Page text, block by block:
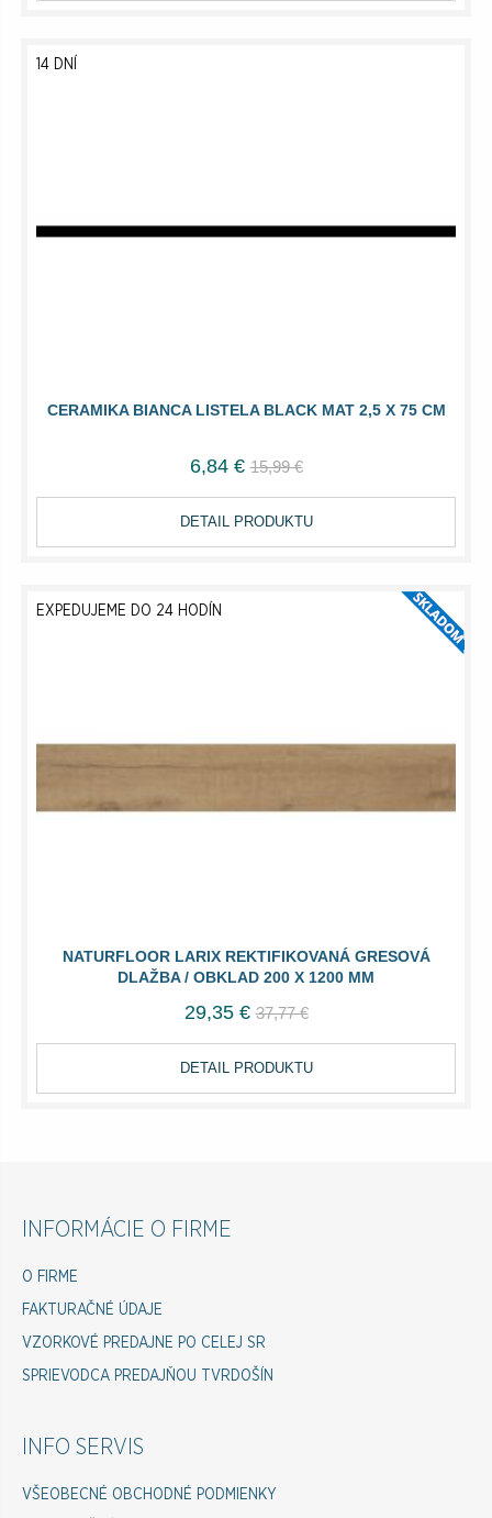
CERAMIKA BIANCA LISTELA BLACK MAT 2,5 X 75 CM
14 DNÍ
6,84 € 15,99 €
DETAIL PRODUKTU
NATURFLOOR LARIX REKTIFIKOVANÁ GRESOVÁ
DLAŽBA / OBKLAD 200 X 1200 MM
EXPEDUJEME DO 24 HODÍN
29,35 € 37,77 €
DETAIL PRODUKTU
INFORMÁCIE O FIRME
O FIRME
FAKTURAČNÉ ÚDAJE
VZORKOVÉ PREDAJNE PO CELEJ SR
SPRIEVODCA PREDAJŇOU TVRDOŠÍN
INFO SERVIS
VŠEOBECNÉ OBCHODNÉ PODMIENKY